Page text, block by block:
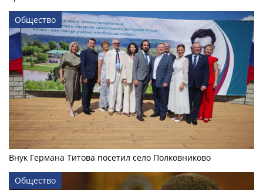
Общество
Внук Германа Титова посетил село Полковниково
Общество